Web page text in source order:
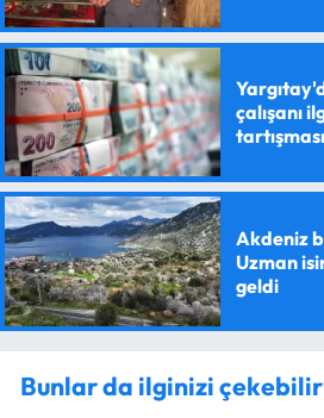
çalışanı
Akdeniz
Uzman
geldi
Bunlar da ilginizi çekebilir